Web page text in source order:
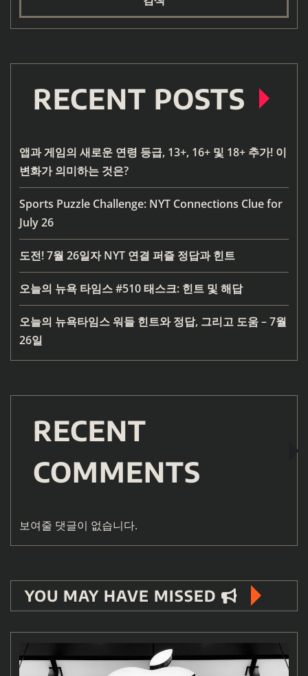
RECENT POSTS
앱과 게임의 새로운 연령 등급, 13+, 16+ 및 18+ 추가! 이
변화가 의미하는 것은?
Sports Puzzle Challenge: NYT Connections Clue for
July 26
도전! 7월 26일자 NYT 연결 퍼즐 정답과 힌트
오늘의 뉴욕 타임스 #510 태스크: 힌트 및 해답
오늘의 뉴욕타임스 워들 힌트와 정답, 그리고 도움 – 7월
26일
RECENT
COMMENTS
보여줄 댓글이 없습니다.
YOU MAY HAVE MISSED